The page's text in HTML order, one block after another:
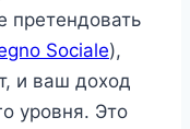
претендовать
Sociale),
и ваш доход
уровня. Это